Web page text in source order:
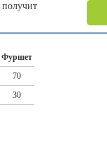
Фуршет
70
30